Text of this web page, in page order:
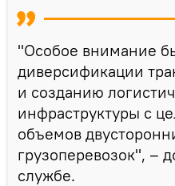
"Особое внимание
диверсификации
и созданию
инфраструктуры с
объемов
грузоперевозок", –
службе.